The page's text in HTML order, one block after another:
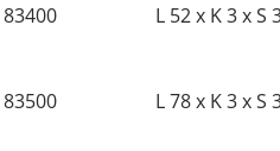
83400 L 52 x K 3 x S
83500 L 78 x K 3 x S